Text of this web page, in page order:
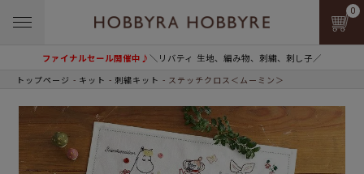
ファイナルセール開催中♪＼リバティ 生地、編み物、刺繍、刺し子／
0
トップページ キット 刺繍キット ステッチクロス＜ムーミン＞